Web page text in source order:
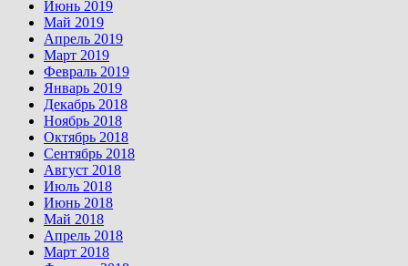
Июнь 2019
Май 2019
Апрель 2019
Март 2019
Февраль 2019
Январь 2019
Декабрь 2018
Ноябрь 2018
Октябрь 2018
Сентябрь 2018
Август 2018
Июль 2018
Июнь 2018
Май 2018
Апрель 2018
Март 2018